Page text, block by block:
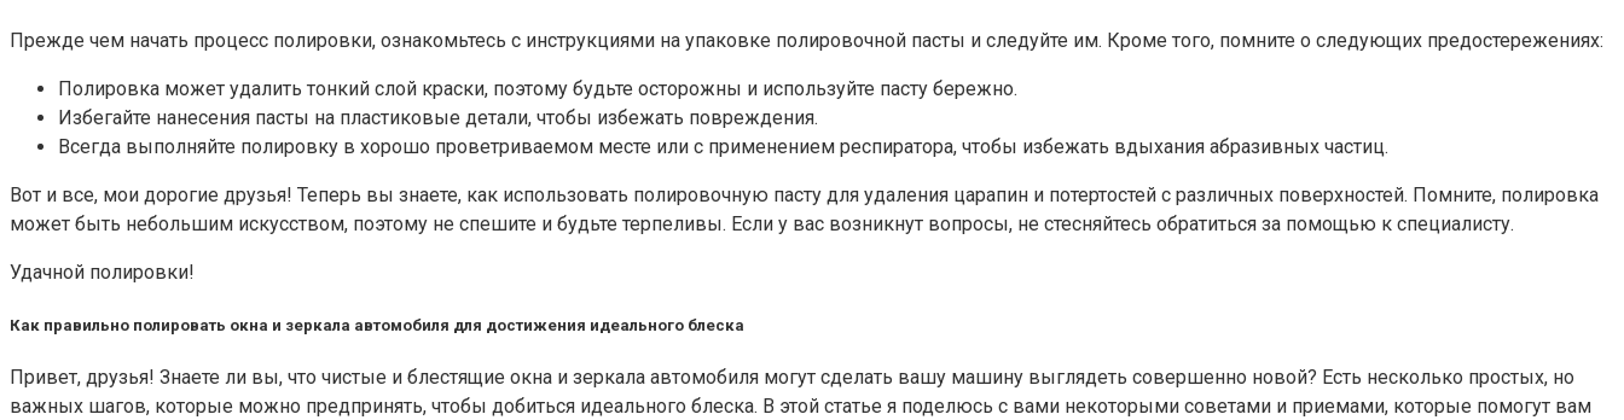
Прежде чем начать процесс полировки, ознакомьтесь с инструкциями на упаковке полировочной пасты и следуйте им. Кроме того, помните о следующих предостережениях:
Полировка может удалить тонкий слой краски, поэтому будьте осторожны и используйте пасту бережно.
Избегайте нанесения пасты на пластиковые детали, чтобы избежать повреждения.
Всегда выполняйте полировку в хорошо проветриваемом месте или с применением респиратора, чтобы избежать вдыхания абразивных частиц.
Вот и все, мои дорогие друзья! Теперь вы знаете, как использовать полировочную пасту для удаления царапин и потертостей с различных поверхностей. Помните, полировка
может быть небольшим искусством, поэтому не спешите и будьте терпеливы. Если у вас возникнут вопросы, не стесняйтесь обратиться за помощью к специалисту.
Удачной полировки!
Как правильно полировать окна и зеркала автомобиля для достижения идеального блеска
Привет, друзья! Знаете ли вы, что чистые и блестящие окна и зеркала автомобиля могут сделать вашу машину выглядеть совершенно новой? Есть несколько простых, но
важных шагов, которые можно предпринять, чтобы добиться идеального блеска. В этой статье я поделюсь с вами некоторыми советами и приемами, которые помогут вам